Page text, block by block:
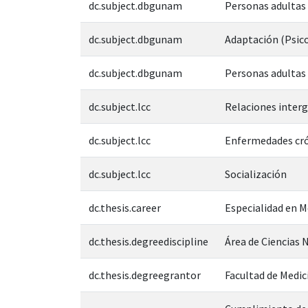
dc.subject.dbgunam Personas
dc.subject.dbgunam Adaptación
dc.subject.dbgunam Personas
dc.subject.lcc Relaciones
dc.subject.lcc Enfermedades
dc.subject.lcc Socialización
dc.thesis.career Especialidad en
dc.thesis.degreediscipline Área de Ciencias
dc.thesis.degreegrantor Facultad de